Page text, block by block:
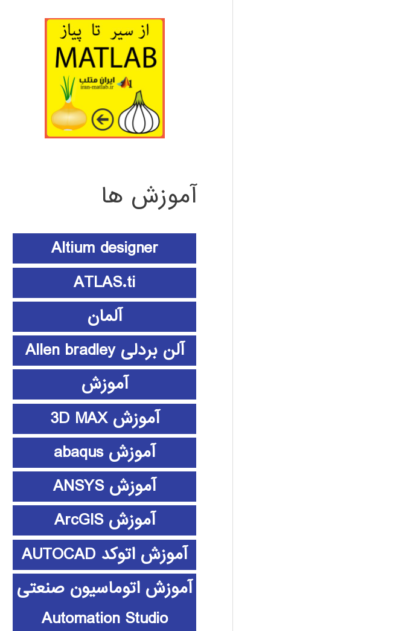
آموزش ها
Altium designer
ATLAS.ti
آلمان
آلن بردلی Allen bradley
آموزش
آموزش 3D MAX
آموزش abaqus
آموزش ANSYS
آموزش ArcGIS
آموزش اتوکد AUTOCAD
آموزش اتوماسیون صنعتی
Automation Studio